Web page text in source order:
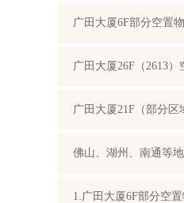
广田大厦6F部分空置
广田大厦26F（2613
广田大厦21F（部分
佛山、湖州、南通等
1.广田大厦6F部分空